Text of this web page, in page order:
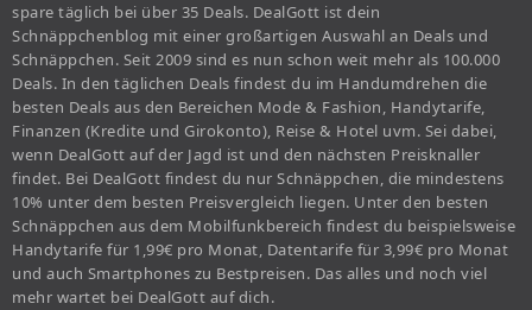
spare täglich bei über 35 Deals. DealGott ist dein
Schnäppchenblog mit einer großartigen Auswahl an Deals und
Schnäppchen. Seit 2009 sind es nun schon weit mehr als 100.000
Deals. In den täglichen Deals findest du im Handumdrehen die
besten Deals aus den Bereichen Mode & Fashion, Handytarife,
Finanzen (Kredite und Girokonto), Reise & Hotel uvm. Sei dabei,
wenn DealGott auf der Jagd ist und den nächsten Preisknaller
findet. Bei DealGott findest du nur Schnäppchen, die mindestens
10% unter dem besten Preisvergleich liegen. Unter den besten
Schnäppchen aus dem Mobilfunkbereich findest du beispielsweise
Handytarife für 1,99€ pro Monat, Datentarife für 3,99€ pro Monat
und auch Smartphones zu Bestpreisen. Das alles und noch viel
mehr wartet bei DealGott auf dich.